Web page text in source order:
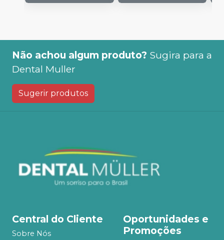
Não achou algum produto? Sugira para a
Dental Muller
Sugerir produtos
Central do Cliente
Sobre Nós
Oportunidades e
Promoções